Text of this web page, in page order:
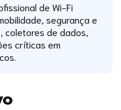
de Wi-Fi
segurança e
coletores de dados,
críticas em